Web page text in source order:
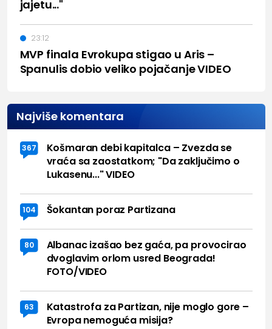
jajetu..."
MVP finala Evrokupa stigao u Aris –
Spanulis dobio veliko pojačanje VIDEO
23:12
Najviše komentara
367
Košmaran debi kapitalca – Zvezda se
vraća sa zaostatkom; "Da zaključimo o
Lukasenu..." VIDEO
104 Šokantan poraz Partizana
80
Albanac izašao bez gaća, pa provocirao
dvoglavim orlom usred Beograda!
FOTO/VIDEO
63
Katastrofa za Partizan, nije moglo gore –
Evropa nemoguća misija?